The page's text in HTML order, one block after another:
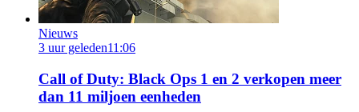
Nieuws
3 uur geleden11:06
Call of Duty: Black Ops 1 en 2 verkopen meer
dan 11 miljoen eenheden